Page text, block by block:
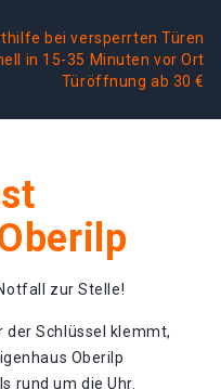
bei versperrten Türen
in 15-35 Minuten vor Ort
Türöffnung ab 30 €
zur Stelle!
der Schlüssel klemmt,
Oberilp
rund um die Uhr.